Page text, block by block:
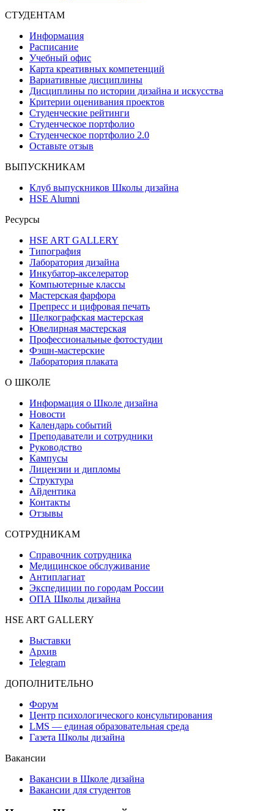
СТУДЕНТАМ
Информация
Расписание
Учебный офис
Карта креативных компетенций
Вариативные дисциплины
Дисциплины по истории дизайна и искусства
Критерии оценивания проектов
Студенческие рейтинги
Студенческое портфолио
Студенческое портфолио 2.0
Оставьте отзыв
ВЫПУСКНИКАМ
Клуб выпускников Школы дизайна
HSE Alumni
Ресурсы
HSE ART GALLERY
Типография
Лаборатория дизайна
Инкубатор-акселератор
Компьютерные классы
Мастерская фарфора
Препресс и цифровая печать
Шелкографская мастерская
Ювелирная мастерская
Профессиональные фотостудии
Фэшн-мастерские
Лаборатория плаката
О ШКОЛЕ
Информация о Школе дизайна
Новости
Календарь событий
Преподаватели и сотрудники
Руководство
Кампусы
Лицензии и дипломы
Структура
Айдентика
Контакты
Отзывы
СОТРУДНИКАМ
Справочник сотрудника
Медицинское обслуживание
Антиплагиат
Экспедиции по городам России
ОПА Школы дизайна
HSE ART GALLERY
Выставки
Архив
Telegram
ДОПОЛНИТЕЛЬНО
Форум
Центр психологического консультирования
LMS — единая образовательная среда
Газета Школы дизайна
Вакансии
Вакансии в Школе дизайна
Вакансии для студентов